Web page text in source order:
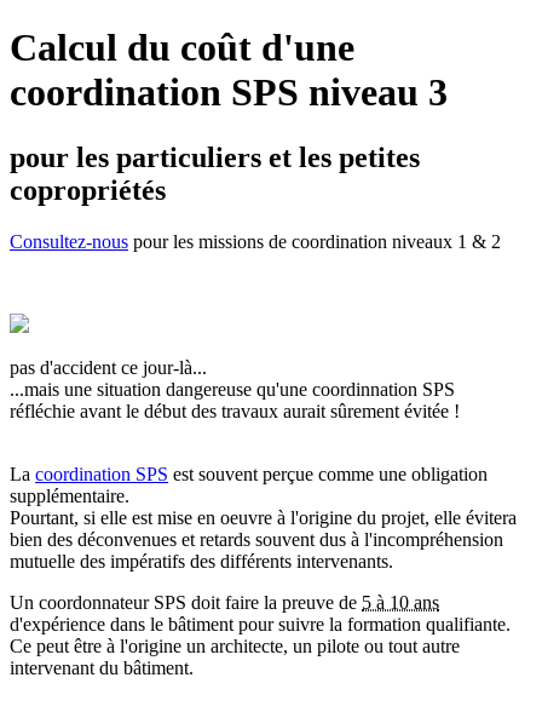
Calcul du coût d'une
coordination SPS niveau 3
pour les particuliers et les petites
copropriétés
Consultez-nous pour les missions de coordination niveaux 1 & 2
pas d'accident ce jour-là...
...mais une situation dangereuse qu'une coordinnation SPS
réfléchie avant le début des travaux aurait sûrement évitée !
La coordination SPS est souvent perçue comme une obligation
supplémentaire.
Pourtant, si elle est mise en oeuvre à l'origine du projet, elle évitera
bien des déconvenues et retards souvent dus à l'incompréhension
mutuelle des impératifs des différents intervenants.
Un coordonnateur SPS doit faire la preuve de 5 à 10 ans
d'expérience dans le bâtiment pour suivre la formation qualifiante.
Ce peut être à l'origine un architecte, un pilote ou tout autre
intervenant du bâtiment.